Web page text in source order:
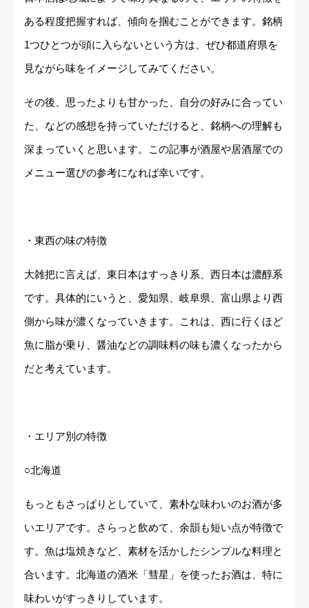
ある程度把握すれば、傾向を掴むことができます。銘柄
1つひとつが頭に入らないという方は、ぜひ都道府県を
見ながら味をイメージしてみてください。
その後、思ったよりも甘かった、自分の好みに合ってい
た、などの感想を持っていただけると、銘柄への理解も
深まっていくと思います。この記事が酒屋や居酒屋での
メニュー選びの参考になれば幸いです。
・東西の味の特徴
大雑把に言えば、東日本はすっきり系、西日本は濃醇系
です。具体的にいうと、愛知県、岐阜県、富山県より西
側から味が濃くなっていきます。これは、西に行くほど
魚に脂が乗り、醤油などの調味料の味も濃くなったから
だと考えています。
・エリア別の特徴
○北海道
もっともさっぱりとしていて、素朴な味わいのお酒が多
いエリアです。さらっと飲めて、余韻も短い点が特徴で
す。魚は塩焼きなど、素材を活かしたシンプルな料理と
合います。北海道の酒米「彗星」を使ったお酒は、特に
味わいがすっきりしています。